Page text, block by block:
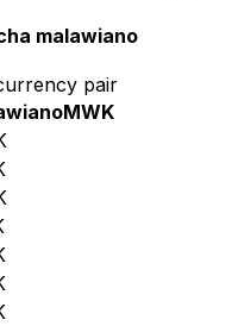
malawiano
pair
MWK